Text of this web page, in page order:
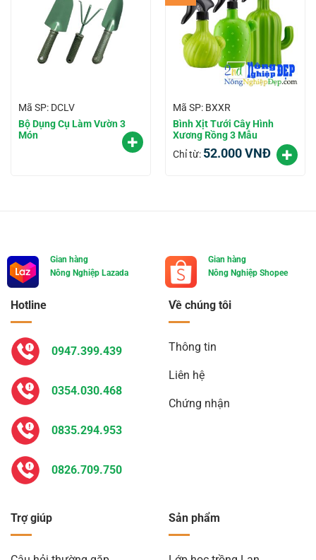
Mã SP: DCLV
Bộ Dụng Cụ Làm Vườn 3
Món
Mã SP: BXXR
Bình Xịt Tưới Cây Hình
Xương Rồng 3 Mẫu
Chỉ từ: 52.000VNĐ
Gian hàng
Nông Nghiệp Lazada
Gian hàng
Nông Nghiệp Shopee
Về chúng tôi
Thông tin
Liên hệ
Chứng nhận
Trợ giúp Sản phẩm
Hotline
0947.399.439
0354.030.468
0835.294.953
0826.709.750